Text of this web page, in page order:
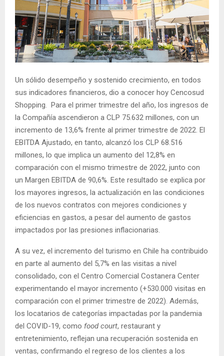
Un sólido desempeño y sostenido crecimiento, en todos
sus indicadores financieros, dio a conocer hoy Cencosud
Shopping. Para el primer trimestre del año, los ingresos de
la Compañía ascendieron a CLP 75.632 millones, con un
incremento de 13,6% frente al primer trimestre de 2022. El
EBITDA Ajustado, en tanto, alcanzó los CLP 68.516
millones, lo que implica un aumento del 12,8% en
comparación con el mismo trimestre de 2022, junto con
un Margen EBITDA de 90,6%. Este resultado se explica por
los mayores ingresos, la actualización en las condiciones
de los nuevos contratos con mejores condiciones y
eficiencias en gastos, a pesar del aumento de gastos
impactados por las presiones inflacionarias.
A su vez, el incremento del turismo en Chile ha contribuido
en parte al aumento del 5,7% en las visitas a nivel
consolidado, con el Centro Comercial Costanera Center
experimentando el mayor incremento (+530.000 visitas en
comparación con el primer trimestre de 2022). Además,
los locatarios de categorías impactadas por la pandemia
del COVID-19, como food court, restaurant y
entretenimiento, reflejan una recuperación sostenida en
ventas, confirmando el regreso de los clientes a los